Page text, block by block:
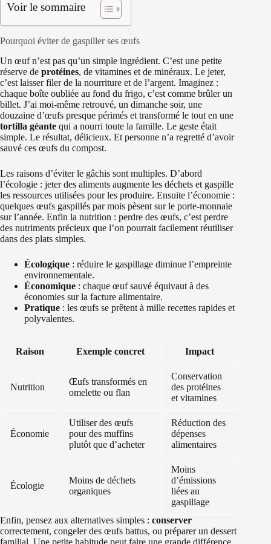
Voir le sommaire
Pourquoi éviter de gaspiller ses œufs
Un œuf n’est pas qu’un simple ingrédient. C’est une petite
réserve de protéines, de vitamines et de minéraux. Le jeter,
c’est laisser filer de la nourriture et de l’argent. Imaginez :
chaque boîte oubliée au fond du frigo, c’est comme brûler un
billet. J’ai moi-même retrouvé, un dimanche soir, une
douzaine d’œufs presque périmés et transformé le tout en une
tortilla géante qui a nourri toute la famille. Le geste était
simple. Le résultat, délicieux. Et personne n’a regretté d’avoir
sauvé ces œufs du compost.
Les raisons d’éviter le gâchis sont multiples. D’abord
l’écologie : jeter des aliments augmente les déchets et gaspille
les ressources utilisées pour les produire. Ensuite l’économie :
quelques œufs gaspillés par mois pèsent sur le porte-monnaie
sur l’année. Enfin la nutrition : perdre des œufs, c’est perdre
des nutriments précieux que l’on pourrait facilement réutiliser
dans des plats simples.
Écologique : réduire le gaspillage diminue l’empreinte
environnementale.
Économique : chaque œuf sauvé équivaut à des
économies sur la facture alimentaire.
Pratique : les œufs se prêtent à mille recettes rapides et
polyvalentes.
Raison Exemple concret Impact
Nutrition
Œufs transformés en
omelette ou flan
Conservation
des protéines
et vitamines
Économie
Utiliser des œufs
pour des muffins
plutôt que d’acheter
Réduction des
dépenses
alimentaires
Écologie
Moins de déchets
organiques
Moins
d’émissions
liées au
gaspillage
Enfin, pensez aux alternatives simples : conserver
correctement, congeler des œufs battus, ou préparer un dessert
familial. Une petite habitude peut faire une grande différence.